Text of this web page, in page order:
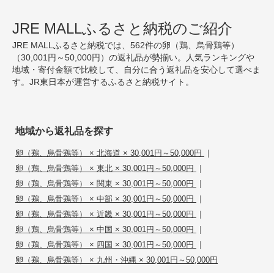
JRE MALLふるさと納税のご紹介
JRE MALLふるさと納税では、562件の卵（鶏、烏骨鶏等）
（30,001円～50,000円）の返礼品が勢揃い。人気ランキングや
地域・寄付金額で比較して、自分に合う返礼品を安心して選べま
す。JR東日本が運営するふるさと納税サイト。
地域から返礼品を探す
卵（鶏、烏骨鶏等） × 北海道 × 30,001円～50,000円 |
卵（鶏、烏骨鶏等） × 東北 × 30,001円～50,000円 |
卵（鶏、烏骨鶏等） × 関東 × 30,001円～50,000円 |
卵（鶏、烏骨鶏等） × 中部 × 30,001円～50,000円 |
卵（鶏、烏骨鶏等） × 近畿 × 30,001円～50,000円 |
卵（鶏、烏骨鶏等） × 中国 × 30,001円～50,000円 |
卵（鶏、烏骨鶏等） × 四国 × 30,001円～50,000円 |
卵（鶏、烏骨鶏等） × 九州・沖縄 × 30,001円～50,000円